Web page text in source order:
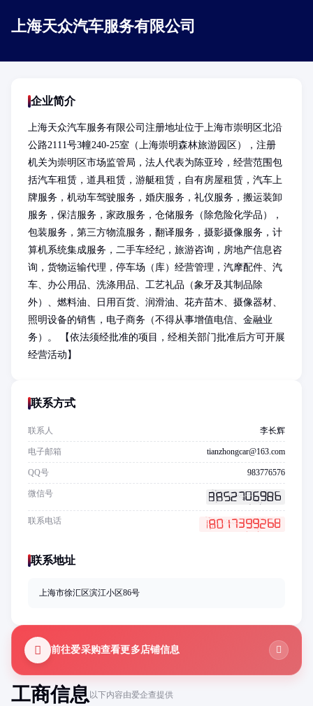
上海天众汽车服务有限公司
工商信息以下内容由爱企查提供
企业简介
上海天众汽车服务有限公司注册地址位于上海市崇明区北沿
公路2111号3幢240-25室（上海崇明森林旅游园区），注册
机关为崇明区市场监管局，法人代表为陈亚玲，经营范围包
括汽车租赁，道具租赁，游艇租赁，自有房屋租赁，汽车上
牌服务，机动车驾驶服务，婚庆服务，礼仪服务，搬运装卸
服务，保洁服务，家政服务，仓储服务（除危险化学品），
包装服务，第三方物流服务，翻译服务，摄影摄像服务，计
算机系统集成服务，二手车经纪，旅游咨询，房地产信息咨
询，货物运输代理，停车场（库）经营管理，汽摩配件、汽
车、办公用品、洗涤用品、工艺礼品（象牙及其制品除
外）、燃料油、日用百货、润滑油、花卉苗木、摄像器材、
照明设备的销售，电子商务（不得从事增值电信、金融业
务）。 【依法须经批准的项目，经相关部门批准后方可开展
经营活动】
联系方式
联系人 李长辉
电子邮箱 tianzhongcar@163.com
QQ号 983776576
微信号
联系电话
联系地址
上海市徐汇区滨江小区86号
前往爱采购查看更多店铺信息